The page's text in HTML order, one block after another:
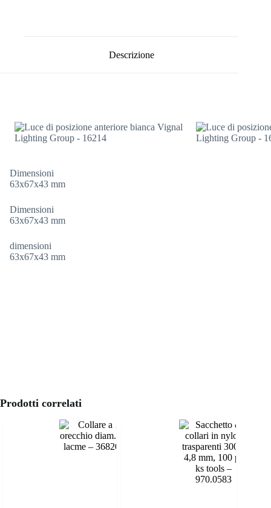
Descrizione
Dimensioni
63x67x43 mm
Dimensioni
63x67x43 mm
dimensioni
63x67x43 mm
Prodotti correlati